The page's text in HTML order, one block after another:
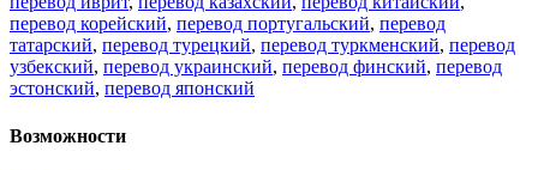
перевод корейский, перевод португальский, перевод
татарский, перевод турецкий, перевод туркменский, перевод
узбекский, перевод украинский, перевод финский, перевод
эстонский, перевод японский
Возможности